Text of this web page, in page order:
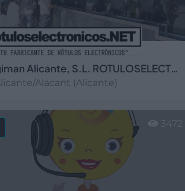
Digiman Alicante, S.L. ROTULOSELECTRONICOS.NET
Alacant (Alicante)
3472